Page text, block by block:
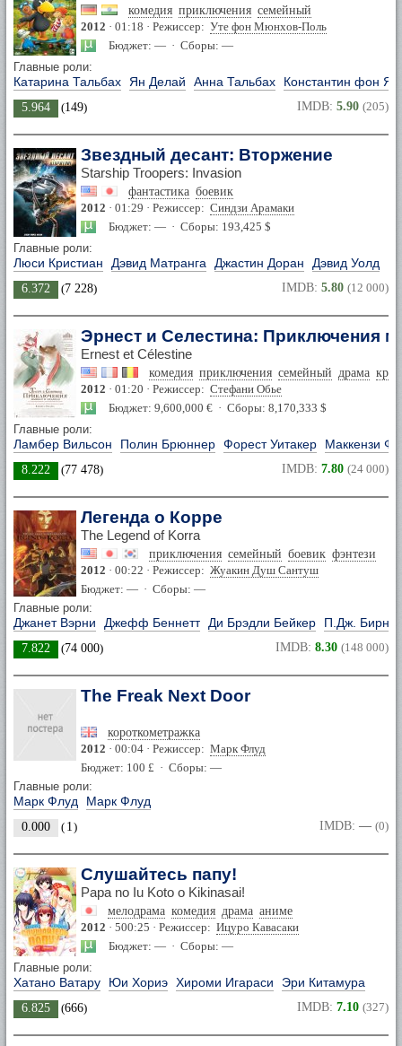
комедия приключения семейный
2012 · 01:18 · Режиссер: Уте фон Мюнхов-Поль
Бюджет: — · Сборы: —
Главные роли:
Катарина Тальбах Ян Делай Анна Тальбах Константин фон
5.964 (149) IMDB: 5.90 (205)
Звездный десант: Вторжение
Starship Troopers: Invasion
фантастика боевик
2012 · 01:29 · Режиссер: Синдзи Арамаки
Бюджет: — · Сборы: 193,425 $
Главные роли:
Люси Кристиан Дэвид Матранга Джастин Доран Дэвид Уолд
6.372 (7 228) IMDB: 5.80 (12 000)
Эрнест и Селестина: Приключения
Ernest et Célestine
комедия приключения семейный драма
2012 · 01:20 · Режиссер: Стефани Обье
Бюджет: 9,600,000 € · Сборы: 8,170,333 $
Главные роли:
Ламбер Вильсон Полин Брюннер Форест Уитакер Маккензи
8.222 (77 478) IMDB: 7.80 (24 000)
Легенда о Корре
The Legend of Korra
приключения семейный боевик фэнтези
2012 · 00:22 · Режиссер: Жуакин Душ Сантуш
Бюджет: — · Сборы: —
Главные роли:
Джанет Вэрни Джефф Беннетт Ди Брэдли Бейкер П.Дж. Бирн
7.822 (74 000) IMDB: 8.30 (148 000)
The Freak Next Door
короткометражка
2012 · 00:04 · Режиссер: Марк Флуд
Бюджет: 100 £ · Сборы: —
Главные роли:
Марк Флуд Марк Флуд
0.000 ( 1) IMDB: — (0)
Слушайтесь папу!
Papa no Iu Koto o Kikinasai!
мелодрама комедия драма аниме
2012 · 500:25 · Режиссер: Ицуро Кавасаки
Бюджет: — · Сборы: —
Главные роли:
Хатано Ватару Юи Хориэ Хироми Игараси Эри Китамура
6.825 (666) IMDB: 7.10 (327)